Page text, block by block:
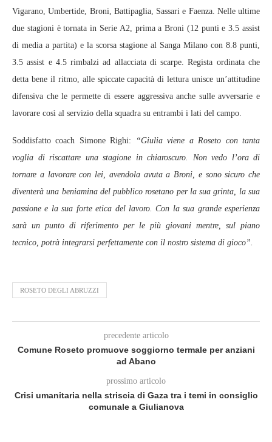
Vigarano, Umbertide, Broni, Battipaglia, Sassari e Faenza. Nelle ultime
due stagioni è tornata in Serie A2, prima a Broni (12 punti e 3.5 assist
di media a partita) e la scorsa stagione al Sanga Milano con 8.8 punti,
3.5 assist e 4.5 rimbalzi ad allacciata di scarpe. Regista ordinata che
detta bene il ritmo, alle spiccate capacità di lettura unisce un’attitudine
difensiva che le permette di essere aggressiva anche sulle avversarie e
lavorare così al servizio della squadra su entrambi i lati del campo.
Soddisfatto coach Simone Righi:
“Giulia viene a Roseto con tanta
voglia di riscattare una stagione in chiaroscuro. Non vedo l’ora di
tornare a lavorare con lei, avendola avuta a Broni, e sono sicuro che
diventerà una beniamina del pubblico rosetano per la sua grinta, la sua
passione e la sua forte etica del lavoro. Con la sua grande esperienza
sarà un punto di riferimento per le più giovani mentre, sul piano
tecnico, potrà integrarsi perfettamente con il nostro sistema di gioco”.
ROSETO DEGLI ABRUZZI
precedente articolo
Comune Roseto promuove soggiorno termale per anziani
ad Abano
prossimo articolo
Crisi umanitaria nella striscia di Gaza tra i temi in consiglio
comunale a Giulianova